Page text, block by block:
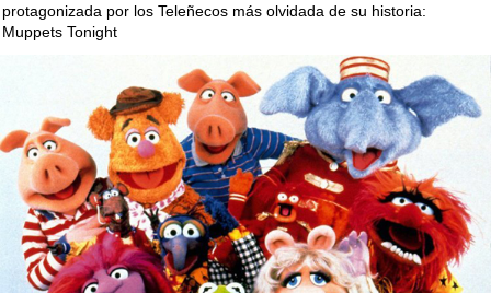
protagonizada por los Teleñecos más olvidada de su historia:
Muppets Tonight